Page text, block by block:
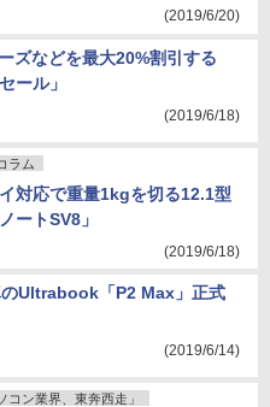
(2019/6/20)
ズなどを最大20%割引する
ール」
(2019/6/18)
ラム
対応で重量1kgを切る12.1型
ートSV8」
(2019/6/18)
Ultrabook「P2 Max」正式
(2019/6/14)
コン業界、東奔西走」